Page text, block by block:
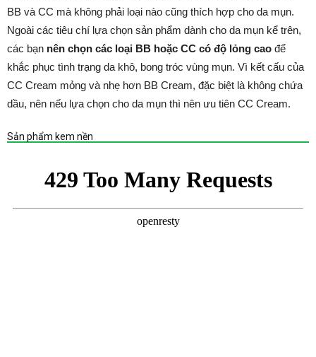
BB và CC mà không phải loại nào cũng thích hợp cho da mụn.
Ngoài các tiêu chí lựa chọn sản phẩm dành cho da mụn kể trên,
các bạn nên chọn các loại BB hoặc CC có độ lỏng cao để
khắc phục tình trạng da khô, bong tróc vùng mụn. Vì kết cấu của
CC Cream mỏng và nhẹ hơn BB Cream, đặc biệt là không chứa
dầu, nên nếu lựa chọn cho da mụn thì nên ưu tiên CC Cream.
Sản phẩm kem nền